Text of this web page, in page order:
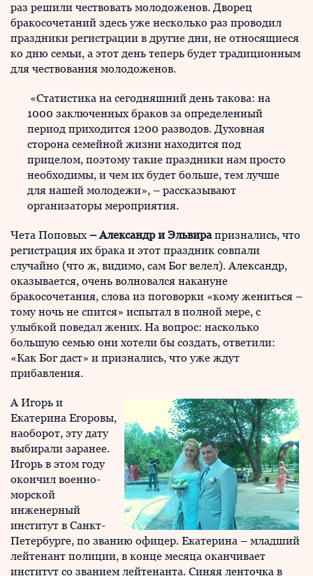
раз решили чествовать молодоженов. Дворец
бракосочетаний здесь уже несколько раз проводил
праздники регистрации в другие дни, не относящиеся
ко дню семьи, а этот день теперь будет традиционным
для чествования молодоженов.
«Статистика на сегодняшний день такова: на
1000 заключенных браков за определенный
период приходится 1200 разводов. Духовная
сторона семейной жизни находится под
прицелом, поэтому такие праздники нам просто
необходимы, и чем их будет больше, тем лучше
для нашей молодежи», – рассказывают
организаторы мероприятия.
Чета Поповых – Александр и Эльвирапризнались, что
регистрация их брака и этот праздник совпали
случайно (что ж, видимо, сам Бог велел). Александр,
оказывается, очень волновался накануне
бракосочетания, слова из поговорки «кому жениться –
тому ночь не спится» испытал в полной мере, с
улыбкой поведал жених. На вопрос: насколько
большую семью они хотели бы создать, ответили:
«Как Бог даст» и признались, что уже ждут
прибавления.
А Игорь и
Екатерина Егоровы,
наоборот, эту дату
выбирали заранее.
Игорь в этом году
окончил военно-
морской
инженерный
институт в Санкт-
Петербурге, по званию офицер. Екатерина – младший
лейтенант полиции, в конце месяца оканчивает
институт со званием лейтенанта. Синяя ленточка в